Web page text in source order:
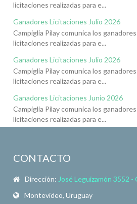
licitaciones realizadas para e...
Ganadores Licitaciones Julio 2026
Campiglia Pilay comunica los
licitaciones realizadas para e...
Ganadores Licitaciones Julio 2026
Campiglia Pilay comunica los
licitaciones realizadas para e...
Ganadores Licitaciones Junio 2026
Campiglia Pilay comunica los
licitaciones realizadas para e...
CONTACTO
Dirección: José Leguizamón 3552 -
Montevideo, Uruguay